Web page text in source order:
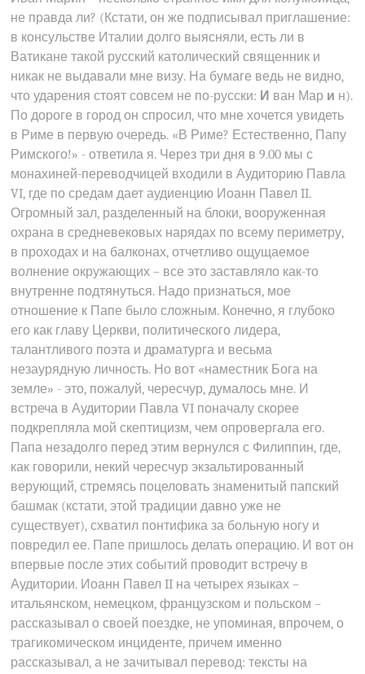
не правда ли? (Кстати, он же подписывал приглашение:
в консульстве Италии долго выясняли, есть ли в
Ватикане такой русский католический священник и
никак не выдавали мне визу. На бумаге ведь не видно,
что ударения стоят совсем не по-русски: И ван Мар и н).
По дороге в город он спросил, что мне хочется увидеть
в Риме в первую очередь. «В Риме? Естественно, Папу
Римского!» - ответила я. Через три дня в 9.00 мы с
монахиней-переводчицей входили в Аудиторию Павла
VI, где по средам дает аудиенцию Иоанн Павел II.
Огромный зал, разделенный на блоки, вооруженная
охрана в средневековых нарядах по всему периметру,
в проходах и на балконах, отчетливо ощущаемое
волнение окружающих – все это заставляло как-то
внутренне подтянуться. Надо признаться, мое
отношение к Папе было сложным. Конечно, я глубоко
его как главу Церкви, политического лидера,
талантливого поэта и драматурга и весьма
незаурядную личность. Но вот «наместник Бога на
земле» - это, пожалуй, чересчур, думалось мне. И
встреча в Аудитории Павла VI поначалу скорее
подкрепляла мой скептицизм, чем опровергала его.
Папа незадолго перед этим вернулся с Филиппин, где,
как говорили, некий чересчур экзальтированный
верующий, стремясь поцеловать знаменитый папский
башмак (кстати, этой традиции давно уже не
существует), схватил понтифика за больную ногу и
повредил ее. Папе пришлось делать операцию. И вот он
впервые после этих событий проводит встречу в
Аудитории. Иоанн Павел II на четырех языках –
итальянском, немецком, французском и польском –
рассказывал о своей поездке, не упоминая, впрочем, о
трагикомическом инциденте, причем именно
рассказывал, а не зачитывал перевод: тексты на